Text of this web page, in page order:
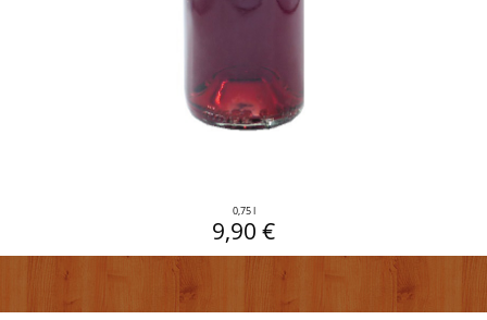
0,75 l
9,90 €